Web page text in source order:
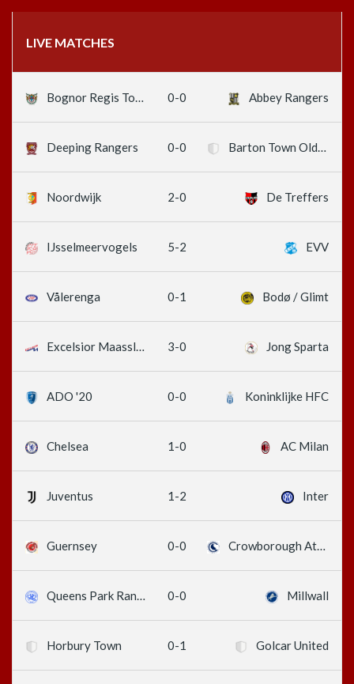
LIVE MATCHES
Bognor Regis Town 0-0 Abbey Rangers
Deeping Rangers 0-0 Barton Town Old Boys
Noordwijk 2-0 De Treffers
IJsselmeervogels 5-2 EVV
Vålerenga 0-1 Bodø / Glimt
Excelsior Maassluis 3-0 Jong Sparta
ADO '20 0-0 Koninklijke HFC
Chelsea 1-0 AC Milan
Juventus 1-2 Inter
Guernsey 0-0 Crowborough Athletic
Queens Park Rangers 0-0 Millwall
Horbury Town 0-1 Golcar United